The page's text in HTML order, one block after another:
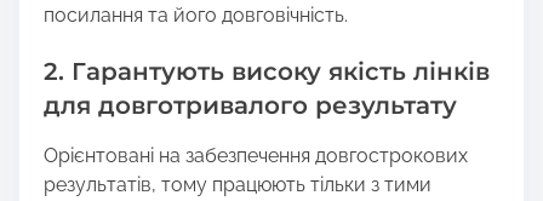
посилання та його довговічність.
2. Гарантують високу якість лінків
для довготривалого результату
Орієнтовані на забезпечення довгострокових
результатів, тому працюють тільки з тими